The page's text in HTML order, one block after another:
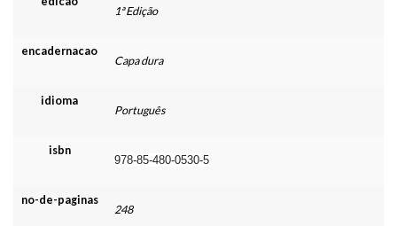
1ª Edição
encadernacao
Capa dura
idioma
Português
isbn
978-85-480-0530-5
no-de-paginas
248